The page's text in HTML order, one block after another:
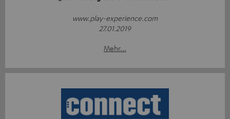
www.play-experience.com
27.01.2019
Mehr...